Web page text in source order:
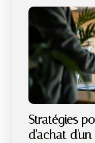
Stratégies
d'achat d'un